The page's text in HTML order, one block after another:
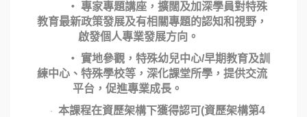
‧ 專家專題講座，擴闊及加深學員對特殊
教育最新政策發展及有相關專題的認知和視野，
啟發個人專業發展方向。
‧ 實地參觀，特殊幼兒中心/早期教育及訓
練中心、特殊學校等，深化課堂所學，提供交流
平台，促進專業成長。
· 本課程在資歷架構下獲得認可(資歷架構第4